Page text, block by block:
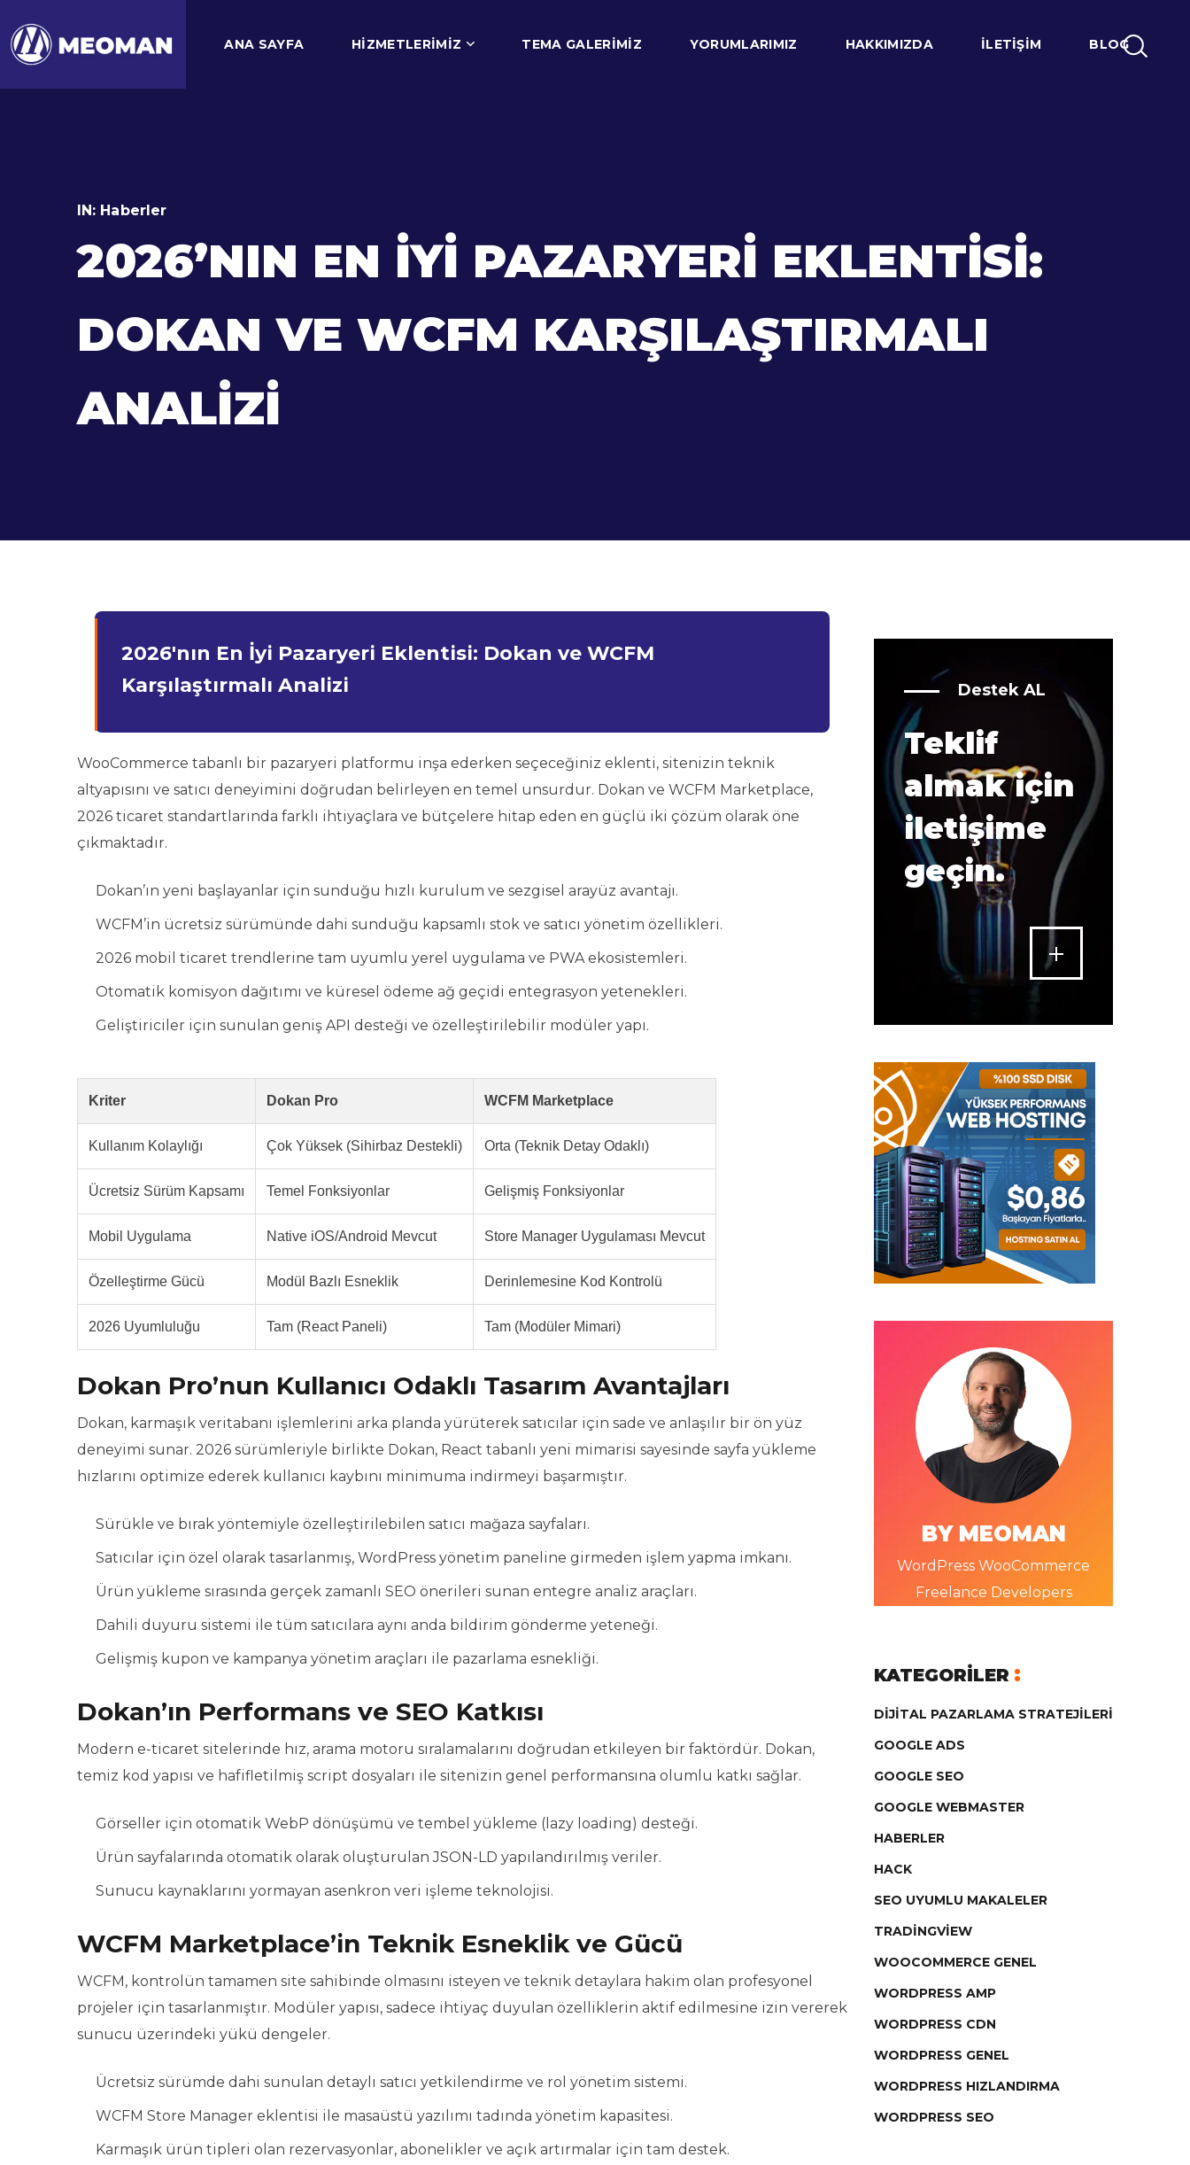
ANA SAYFA HIZMETLERIMIZ TEMA GALERIMIZ YORUMLARIMIZ HAKKIMIZDA İLETIŞIM BLOG
IN: Haberler
2026’NIN EN İYI PAZARYERI EKLENTISI:
DOKAN VE WCFM KARŞILAŞTIRMALI
ANALIZI
2026'nın En İyi Pazaryeri Eklentisi: Dokan ve WCFM
Karşılaştırmalı Analizi
WooCommerce tabanlı bir pazaryeri platformu inşa ederken seçeceğiniz eklenti, sitenizin teknik
altyapısını ve satıcı deneyimini doğrudan belirleyen en temel unsurdur. Dokan ve WCFM Marketplace,
2026 ticaret standartlarında farklı ihtiyaçlara ve bütçelere hitap eden en güçlü iki çözüm olarak öne
çıkmaktadır.
Dokan’ın yeni başlayanlar için sunduğu hızlı kurulum ve sezgisel arayüz avantajı.
WCFM’in ücretsiz sürümünde dahi sunduğu kapsamlı stok ve satıcı yönetim özellikleri.
2026 mobil ticaret trendlerine tam uyumlu yerel uygulama ve PWA ekosistemleri.
Otomatik komisyon dağıtımı ve küresel ödeme ağ geçidi entegrasyon yetenekleri.
Geliştiriciler için sunulan geniş API desteği ve özelleştirilebilir modüler yapı.
Kriter Dokan Pro WCFM Marketplace
Kullanım Kolaylığı Çok Yüksek (Sihirbaz Destekli) Orta (Teknik Detay Odaklı)
Ücretsiz Sürüm Kapsamı Temel Fonksiyonlar Gelişmiş Fonksiyonlar
Mobil Uygulama Native iOS/Android Mevcut Store Manager Uygulaması Mevcut
Özelleştirme Gücü Modül Bazlı Esneklik Derinlemesine Kod Kontrolü
2026 Uyumluluğu Tam (React Paneli) Tam (Modüler Mimari)
Dokan Pro’nun Kullanıcı Odaklı Tasarım Avantajları
Dokan, karmaşık veritabanı işlemlerini arka planda yürüterek satıcılar için sade ve anlaşılır bir ön yüz
deneyimi sunar. 2026 sürümleriyle birlikte Dokan, React tabanlı yeni mimarisi sayesinde sayfa yükleme
hızlarını optimize ederek kullanıcı kaybını minimuma indirmeyi başarmıştır.
Sürükle ve bırak yöntemiyle özelleştirilebilen satıcı mağaza sayfaları.
Satıcılar için özel olarak tasarlanmış, WordPress yönetim paneline girmeden işlem yapma imkanı.
Ürün yükleme sırasında gerçek zamanlı SEO önerileri sunan entegre analiz araçları.
Dahili duyuru sistemi ile tüm satıcılara aynı anda bildirim gönderme yeteneği.
Gelişmiş kupon ve kampanya yönetim araçları ile pazarlama esnekliği.
Dokan’ın Performans ve SEO Katkısı
Modern e-ticaret sitelerinde hız, arama motoru sıralamalarını doğrudan etkileyen bir faktördür. Dokan,
temiz kod yapısı ve hafifletilmiş script dosyaları ile sitenizin genel performansına olumlu katkı sağlar.
Görseller için otomatik WebP dönüşümü ve tembel yükleme (lazy loading) desteği.
Ürün sayfalarında otomatik olarak oluşturulan JSON-LD yapılandırılmış veriler.
Sunucu kaynaklarını yormayan asenkron veri işleme teknolojisi.
WCFM Marketplace’in Teknik Esneklik ve Gücü
WCFM, kontrolün tamamen site sahibinde olmasını isteyen ve teknik detaylara hakim olan profesyonel
projeler için tasarlanmıştır. Modüler yapısı, sadece ihtiyaç duyulan özelliklerin aktif edilmesine izin vererek
sunucu üzerindeki yükü dengeler.
Ücretsiz sürümde dahi sunulan detaylı satıcı yetkilendirme ve rol yönetim sistemi.
WCFM Store Manager eklentisi ile masaüstü yazılımı tadında yönetim kapasitesi.
Karmaşık ürün tipleri olan rezervasyonlar, abonelikler ve açık artırmalar için tam destek.
Destek AL
Teklif
almak için
iletişime
geçin.
BY MEOMAN
WordPress WooCommerce
Freelance Developers
KATEGORILER
DIJITAL PAZARLAMA STRATEJILERI
GOOGLE ADS
GOOGLE SEO
GOOGLE WEBMASTER
HABERLER
HACK
SEO UYUMLU MAKALELER
TRADINGVIEW
WOOCOMMERCE GENEL
WORDPRESS AMP
WORDPRESS CDN
WORDPRESS GENEL
WORDPRESS HIZLANDIRMA
WORDPRESS SEO